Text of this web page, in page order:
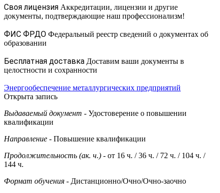
Своя лицензия Аккредитации, лицензии и другие
документы, подтверждающие наш профессионализм!
ФИС ФРДО Федеральный реестр сведений о документах об
образовании
Бесплатная доставка Доставим ваши документы в
целостности и сохранности
Энергообеспечение металлургических предприятий
Открыта запись
Выдаваемый документ - Удостоверение о повышении
квалификации
Направление - Повышение квалификации
Продолжительность (ак. ч.) - от 16 ч. / 36 ч. / 72 ч. / 104 ч. /
144 ч.
Формат обучения - Дистанционно/Очно/Очно-заочно